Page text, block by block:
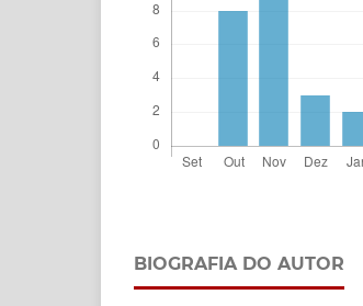
BIOGRAFIA DO AUTOR